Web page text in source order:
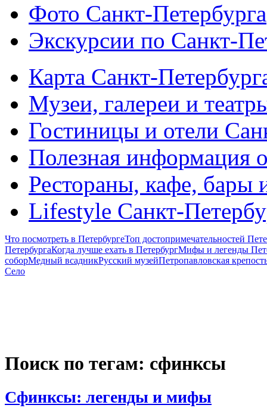
Фото Санкт-Петербурга
Экскурсии по Санкт-
Карта Санкт-
Музеи, галереи и
Гостиницы и отели
Полезная информация
Рестораны, кафе, бары
Lifestyle Санкт-
Что посмотреть в ПетербургеТоп достопримечательностей
ПетербургаКогда лучше ехать в ПетербургМифы и легенды
соборМедный всадникРусский музейПетропавловская
Село
Поиск по тегам: сфинксы
Сфинксы: легенды и мифы